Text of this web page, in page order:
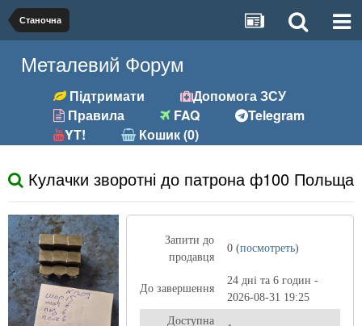
Станочна
Металевий Форум
Підтримати
Допомога ЗСУ
Правила
FAQ
Telegram
YT!
Кошик (0)
Кулачки зворотні до патрона ф100 Польща
Запити до
продавця
0 (посмотреть)
До завершення
24 дні та 6 годин -
2026-08-31 19:25
Доступна